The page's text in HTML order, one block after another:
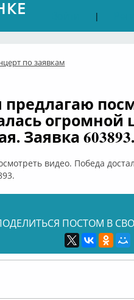
|
по заявкам
Заявка 603893.
видео. Победа
ПОСТОМ В